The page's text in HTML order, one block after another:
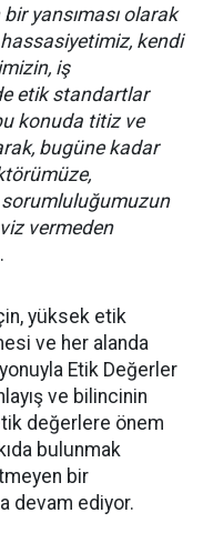
yansıması olarak
kendi
iş
etik standartlar
konuda titiz ve
bugüne kadar
sorumluluğumuzun
vermeden
yüksek etik
ve her alanda
Etik Değerler
ve bilincinin
değerlere önem
bulunmak
bir
devam ediyor.